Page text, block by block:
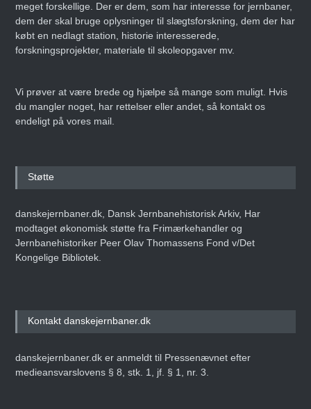
meget forskellige. Der er dem, som har interesse for jernbaner,
dem der skal bruge oplysninger til slægtsforskning, dem der har
købt en nedlagt station, historie interesserede,
forskningsprojekter, materiale til skoleopgaver mv.
Vi prøver at være brede og hjælpe så mange som muligt. Hvis
du mangler noget, har rettelser eller andet, så kontakt os
endeligt på vores mail.
Støtte
danskejernbaner.dk, Dansk Jernbanehistorisk Arkiv, Har
modtaget økonomisk støtte fra Frimærkehandler og
Jernbanehistoriker Peer Olav Thomassens Fond v/Det
Kongelige Bibliotek.
Kontakt danskejernbaner.dk
danskejernbaner.dk er anmeldt til Pressenævnet efter
medieansvarslovens § 8, stk. 1, jf. § 1, nr. 3.